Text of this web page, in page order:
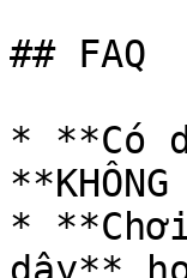
## FAQ
* **Có
*